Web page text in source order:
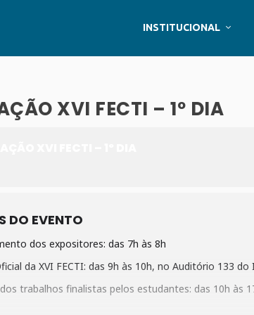
INSTITUCIONAL
XVI FECTI – 1º DIA
DO EVENTO
dos expositores: das 7h às 8h
da XVI FECTI: das 9h às 10h, no Auditório 133 do
trabalhos finalistas pelos estudantes: das 10h às